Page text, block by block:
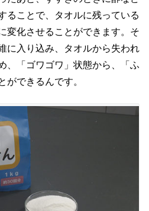
ることで、タオルに残っている
変化させることができます。そ
に入り込み、タオルから失われ
、「ゴワゴワ」状態から、「ふ
ができるんです。